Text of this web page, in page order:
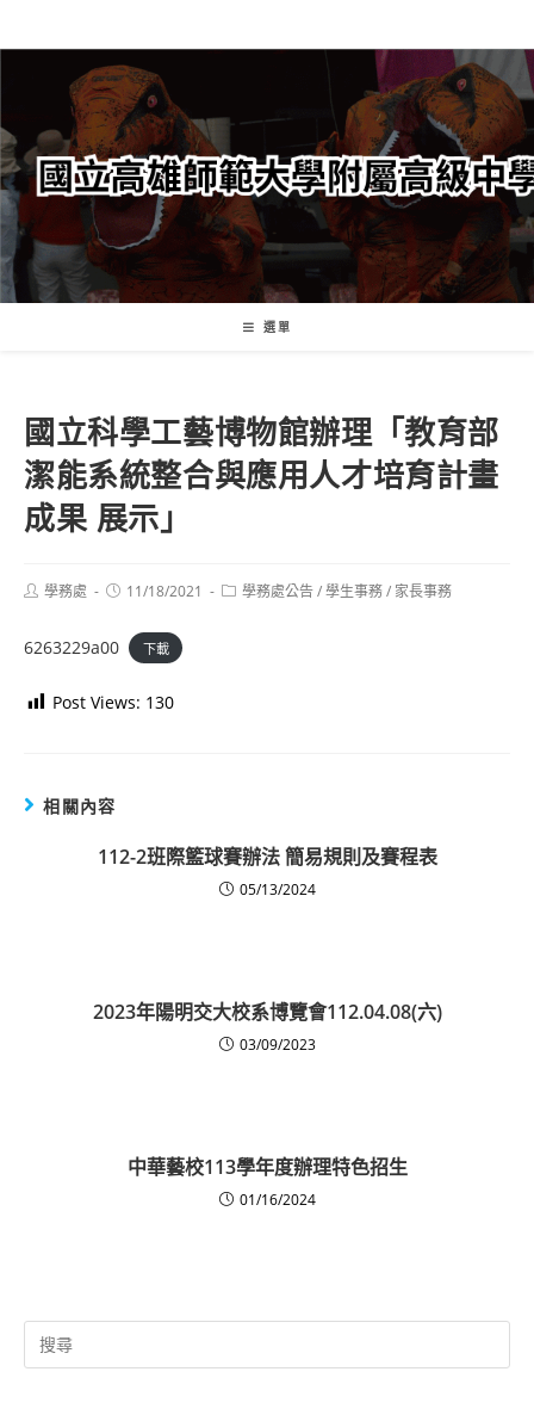
轉
要
內
容
選單
國立科學工藝博物館辦理「教育部
潔能系統整合與應用人才培育計畫
成果 展示」
Post學務處
Post11/18/2021
Post學務處公告/學生事務/ 家長事務
6263229a00 下載
Post Views: 130
相關內容
112-2班際籃球賽辦法 簡易規則及賽程表
05/13/2024
2023年陽明交大校系博覽會112.04.08(六)
03/09/2023
中華藝校113學年度辦理特色招生
01/16/2024
Search
for: